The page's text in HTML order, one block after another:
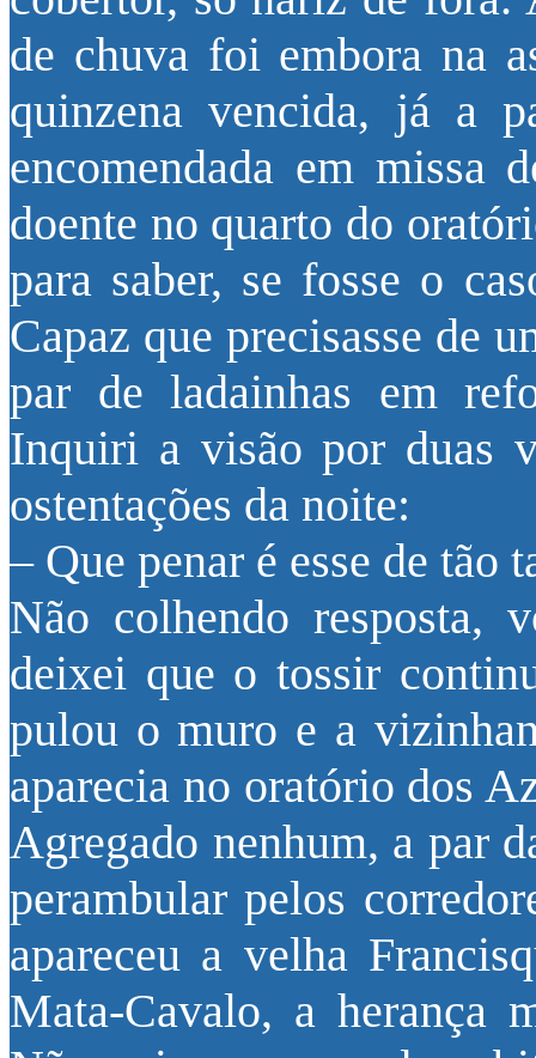
de chuva foi embora na
quinzena vencida, já a
encomendada em missa
doente no quarto do
para saber, se fosse o
Capaz que precisasse de
par de ladainhas em
Inquiri a visão por duas
ostentações da noite:
– Que penar é esse de tão
Não colhendo resposta,
deixei que o tossir
pulou o muro e a
aparecia no oratório dos
Agregado nenhum, a par
perambular pelos
apareceu a velha
Mata-Cavalo, a herança